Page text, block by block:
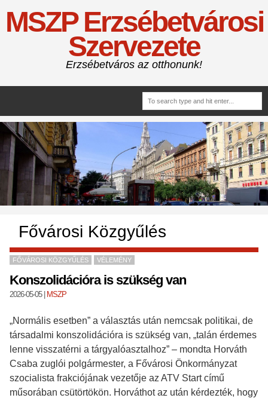
MSZP Erzsébetvárosi
Szervezete
Erzsébetváros az otthonunk!
Fővárosi Közgyűlés
FŐVÁROSI KÖZGYŰLÉS VÉLEMÉNY
Konszolidációra is szükség van
2026-05-05| MSZP
„Normális esetben” a választás után nemcsak politikai, de
társadalmi konszolidációra is szükség van, „talán érdemes
lenne visszatérni a tárgyalóasztalhoz” – mondta Horváth
Csaba zuglói polgármester, a Fővárosi Önkormányzat
szocialista frakciójának vezetője az ATV Start című
műsorában csütörtökön. Horváthot az után kérdezték, hogy